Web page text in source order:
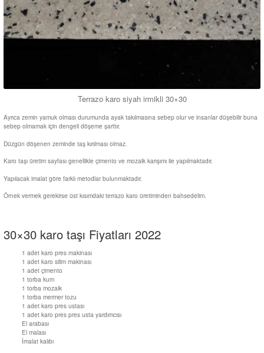
Terrazo karo siyah irmikli 30×30
Ayrıca zemin yamuk olması durumunda ayak takılmasına sebep olur ve insanlar düşebilir buna
sebep olmamak için dengeli döşeme şarttır.
Düzgün döşenen zeminde taş kırılması olmaz.
Karo taşı üretim sayfası genellikle çimento ve mozaik karışımı ile yapılmaktadır.
Yapılacak imalat göre farklı metodlar bulunmaktadır.
Örnek vermek gerekirse üst kısımdaki terrazo karo üretiminden bahsedelim.
30×30 karo taşı Fiyatları 2022
1 adet karo pres makinası
1 adet karo silim makinası
1 adet çimento
1 torba kum
1 torba mozaik
1 torba mermer tozu
1 adet karo pres ustası
1 adet karo pres pres usta yardımcısı
El arabası
El malası
İmalat kalıbı